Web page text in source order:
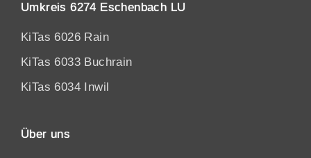
Umkreis 6274 Eschenbach LU
KiTas 6026 Rain
KiTas 6033 Buchrain
KiTas 6034 Inwil
Über uns